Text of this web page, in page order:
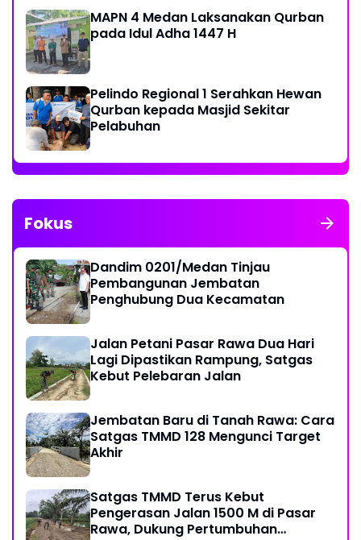
MAPN 4 Medan Laksanakan Qurban
pada Idul Adha 1447 H
Pelindo Regional 1 Serahkan Hewan
Qurban kepada Masjid Sekitar
Pelabuhan
Fokus
Dandim 0201/Medan Tinjau
Pembangunan Jembatan
Penghubung Dua Kecamatan
Jalan Petani Pasar Rawa Dua Hari
Lagi Dipastikan Rampung, Satgas
Kebut Pelebaran Jalan
Jembatan Baru di Tanah Rawa: Cara
Satgas TMMD 128 Mengunci Target
Akhir
Satgas TMMD Terus Kebut
Pengerasan Jalan 1500 M di Pasar
Rawa, Dukung Pertumbuhan